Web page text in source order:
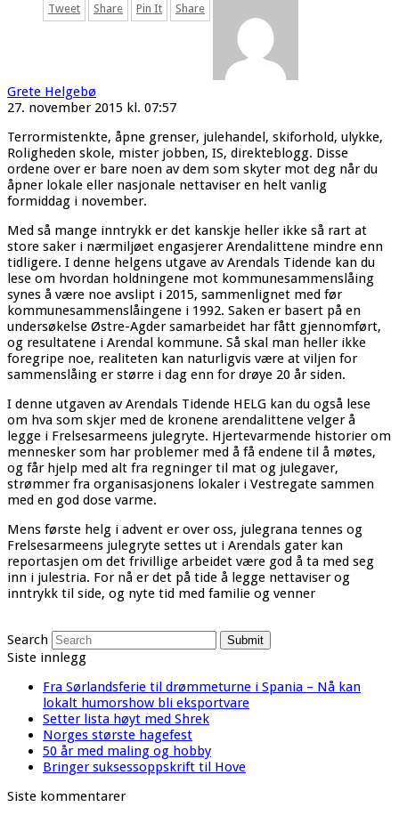
Tweet Share Pin It Share
Grete Helgebø
27. november 2015 kl. 07:57
Terrormistenkte, åpne grenser, julehandel, skiforhold, ulykke,
Roligheden skole, mister jobben, IS, direkteblogg. Disse
ordene over er bare noen av dem som skyter mot deg når du
åpner lokale eller nasjonale nettaviser en helt vanlig
formiddag i november.
Med så mange inntrykk er det kanskje heller ikke så rart at
store saker i nærmiljøet engasjerer Arendalittene mindre enn
tidligere. I denne helgens utgave av Arendals Tidende kan du
lese om hvordan holdningene mot kommunesammenslåing
synes å være noe avslipt i 2015, sammenlignet med før
kommunesammenslåingene i 1992. Saken er basert på en
undersøkelse Østre-Agder samarbeidet har fått gjennomført,
og resultatene i Arendal kommune. Så skal man heller ikke
foregripe noe, realiteten kan naturligvis være at viljen for
sammenslåing er større i dag enn for drøye 20 år siden.
I denne utgaven av Arendals Tidende HELG kan du også lese
om hva som skjer med de kronene arendalittene velger å
legge i Frelsesarmeens julegryte. Hjertevarmende historier om
mennesker som har problemer med å få endene til å møtes,
og får hjelp med alt fra regninger til mat og julegaver,
strømmer fra organisasjonens lokaler i Vestregate sammen
med en god dose varme.
Mens første helg i advent er over oss, julegrana tennes og
Frelsesarmeens julegryte settes ut i Arendals gater kan
reportasjen om det frivillige arbeidet være god å ta med seg
inn i julestria. For nå er det på tide å legge nettaviser og
inntrykk til side, og nyte tid med familie og venner
Search Submit
Siste innlegg
Fra Sørlandsferie til drømmeturne i Spania – Nå kan
lokalt humorshow bli eksportvare
Setter lista høyt med Shrek
Norges største hagefest
50 år med maling og hobby
Bringer suksessoppskrift til Hove
Siste kommentarer